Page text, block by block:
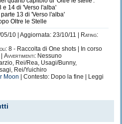
e 14 di 'Verso l'alba'
13 di 'Verso l'alba'
Oltre le Stelle
10 | Aggiornata: 23/10/11 |
Rating:
8 - Raccolta di One shots | In corso
Avvertimenti: Nessuno
Rei/Rea, Usagi/Bunny,
Rei/Yuichiro
Moon | Contesto: Dopo la fine | Leggi